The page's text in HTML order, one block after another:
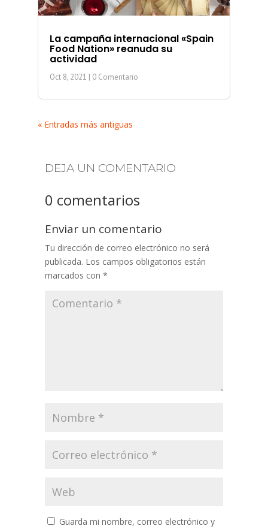
La campaña internacional «Spain
Food Nation» reanuda su
actividad
Oct 8, 2021 | 0 Comentario
« Entradas más antiguas
DEJA UN COMENTARIO
0 comentarios
Enviar un comentario
Tu dirección de correo electrónico no será
publicada. Los campos obligatorios están
marcados con *
Guarda mi nombre, correo electrónico y